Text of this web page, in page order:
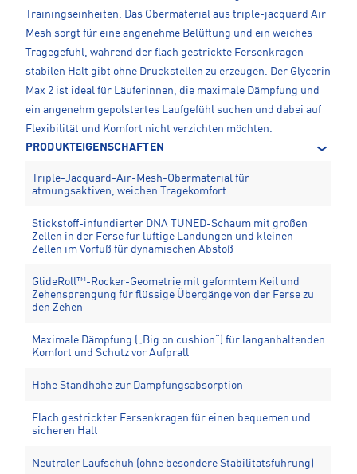
Trainingseinheiten. Das Obermaterial aus triple-jacquard Air
Mesh sorgt für eine angenehme Belüftung und ein weiches
Tragegefühl, während der flach gestrickte Fersenkragen
stabilen Halt gibt ohne Druckstellen zu erzeugen. Der Glycerin
Max 2 ist ideal für Läuferinnen, die maximale Dämpfung und
ein angenehm gepolstertes Laufgefühl suchen und dabei auf
Flexibilität und Komfort nicht verzichten möchten.
PRODUKTEIGENSCHAFTEN
Triple-Jacquard-Air-Mesh-Obermaterial für
atmungsaktiven, weichen Tragekomfort
Stickstoff-infundierter DNA TUNED-Schaum mit großen
Zellen in der Ferse für luftige Landungen und kleinen
Zellen im Vorfuß für dynamischen Abstoß
GlideRoll™-Rocker-Geometrie mit geformtem Keil und
Zehensprengung für flüssige Übergänge von der Ferse zu
den Zehen
Maximale Dämpfung („Big on cushion“) für langanhaltenden
Komfort und Schutz vor Aufprall
Hohe Standhöhe zur Dämpfungsabsorption
Flach gestrickter Fersenkragen für einen bequemen und
sicheren Halt
Neutraler Laufschuh (ohne besondere Stabilitätsführung)